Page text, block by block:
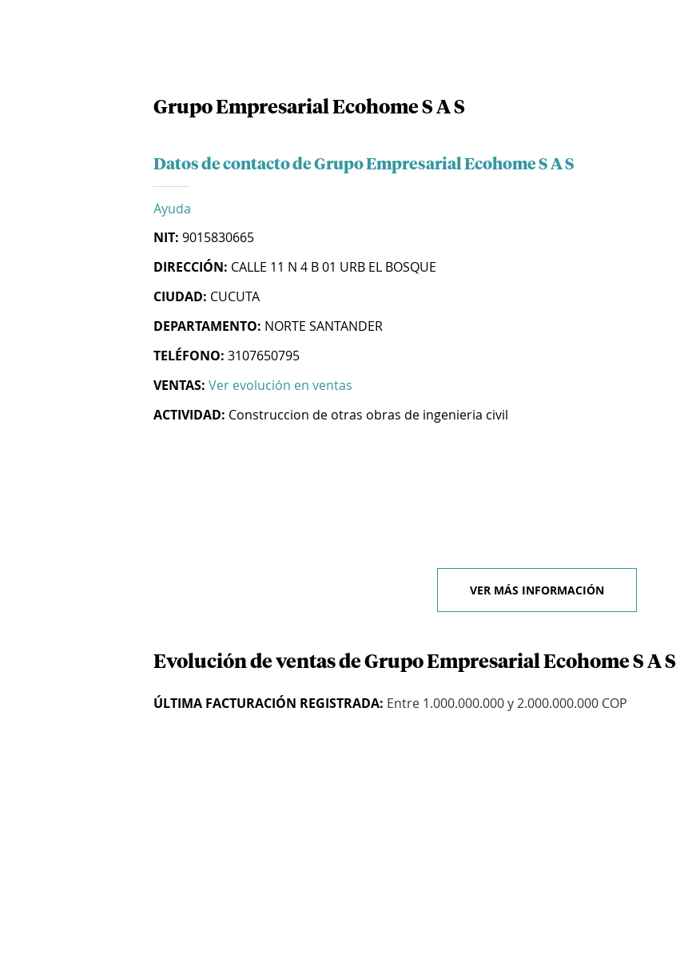
Grupo Empresarial Ecohome S A S
Datos de contacto de Grupo Empresarial Ecohome S A S
Ayuda
NIT: 9015830665
DIRECCIÓN: CALLE 11 N 4 B 01 URB EL BOSQUE
CIUDAD: CUCUTA
DEPARTAMENTO: NORTE SANTANDER
TELÉFONO: 3107650795
VENTAS: Ver evolución en ventas
ACTIVIDAD: Construccion de otras obras de ingenieria civil
VER MÁS INFORMACIÓN
Evolución de ventas de Grupo Empresarial Ecohome S A S
ÚLTIMA FACTURACIÓN REGISTRADA: Entre 1.000.000.000 y 2.000.000.000 COP